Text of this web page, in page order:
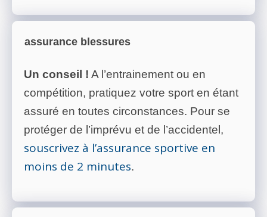
assurance blessures
Un conseil ! A l’entrainement ou en
compétition, pratiquez votre sport en étant
assuré en toutes circonstances. Pour se
protéger de l’imprévu et de l’accidentel,
souscrivez à l’assurance sportive en
moins de 2 minutes.